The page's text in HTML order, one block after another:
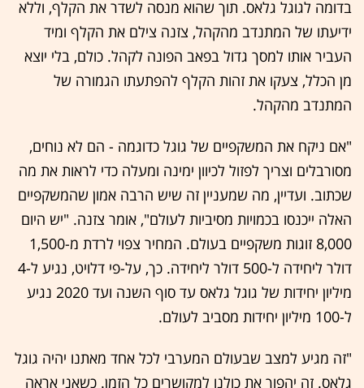
בדומה לגוגל גלאס. תוך שהוא מנסה לשדר את הקלף, וללא
ידיעתו של המתנדב מהקהל, צזנה צילם את הקלף ומיד
העביר אותו למסך גדול בפאב הפונה לקהל. כולם, בלי יוצא
מן הכלל, צעקו את זהות הקלף להפתעתו הגמורה של
המתנדב מהקהל.
"אם ניקח את המשקפיים של גוגל כדוגמה - הם לא נוחים,
מסורבלים וצריך לפזול לכיוון ימינה ומעלה כדי לראות את מה
שכתוב. ועדיין, מה שמעניין זה שיש הרבה אמון שהמשקפיים
האלה ייכנסו בכמויות מסיביות לעולם", אומר צזנה. "יש היום
8,000 זוגות משקפיים בעולם. המחיר צפוי לרדת מ-1,500
דולר ליחידה ל-500 דולר ליחידה. כך, על-פי דלויט, נגיע ל-4
מיליון יחידות של גוגל גלאס עד סוף השנה ועד 2020 נגיע
ל-100 מיליון יחידות מסביב לעולם.
"זה מגיע למצב שבעולם המערבי לכל אחד מאתנו יהיה גוגל
גלאס. זה יהפוך את כולנו למקושרים כל הזמן. כשאני אראה